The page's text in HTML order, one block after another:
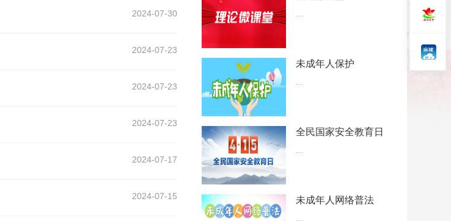
2024-07-30
2024-07-23
2024-07-23
2024-07-23
2024-07-17
2024-07-15
未成年人保护
全民国家安全教育日
未成年人网络普法